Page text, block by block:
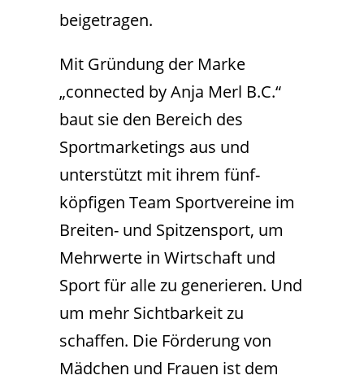
beigetragen.
Mit Gründung der Marke
„connected by Anja Merl B.C.“
baut sie den Bereich des
Sportmarketings aus und
unterstützt mit ihrem fünf-
köpfigen Team Sportvereine im
Breiten- und Spitzensport, um
Mehrwerte in Wirtschaft und
Sport für alle zu generieren. Und
um mehr Sichtbarkeit zu
schaffen. Die Förderung von
Mädchen und Frauen ist dem